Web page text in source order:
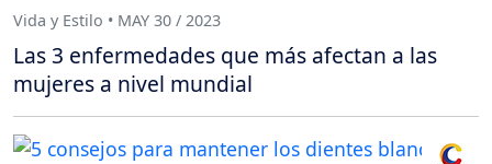
Vida y Estilo • MAY 30 / 2023
Las 3 enfermedades que más afectan a las
mujeres a nivel mundial